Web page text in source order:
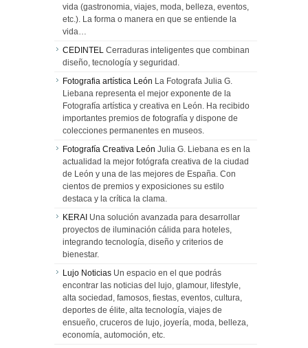
vida (gastronomia, viajes, moda, belleza, eventos,
etc.). La forma o manera en que se entiende la
vida…
CEDINTEL Cerraduras inteligentes que combinan
diseño, tecnología y seguridad.
Fotografia artística León La Fotografa Julia G.
Liebana representa el mejor exponente de la
Fotografía artística y creativa en León. Ha recibido
importantes premios de fotografía y dispone de
colecciones permanentes en museos.
Fotografía Creativa León Julia G. Liebana es en la
actualidad la mejor fotógrafa creativa de la ciudad
de León y una de las mejores de España. Con
cientos de premios y exposiciones su estilo
destaca y la crítica la clama.
KERAI Una solución avanzada para desarrollar
proyectos de iluminación cálida para hoteles,
integrando tecnología, diseño y criterios de
bienestar.
Lujo Noticias Un espacio en el que podrás
encontrar las noticias del lujo, glamour, lifestyle,
alta sociedad, famosos, fiestas, eventos, cultura,
deportes de élite, alta tecnología, viajes de
ensueño, cruceros de lujo, joyería, moda, belleza,
economía, automoción, etc.